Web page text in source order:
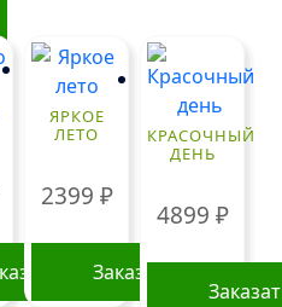
ЯРКОЕ
ЛЕТО
2399 ₽
Заказать
КРАСОЧНЫЙ
ДЕНЬ
4899 ₽